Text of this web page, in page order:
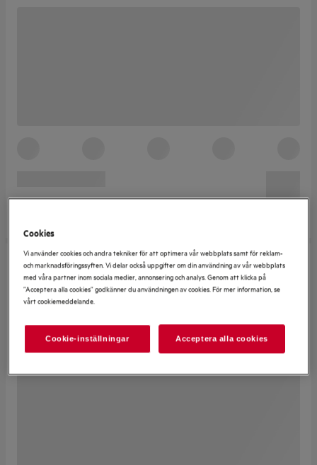
Cookies
Vi använder cookies och andra tekniker för att optimera vår webbplats samt för reklam-
och marknadsföringssyften. Vi delar också uppgifter om din användning av vår webbplats
med våra partner inom sociala medier, annonsering och analys. Genom att klicka på
”Acceptera alla cookies” godkänner du användningen av cookies. För mer information, se
vårt cookiemeddelande.
Cookie-inställningar Acceptera alla cookies